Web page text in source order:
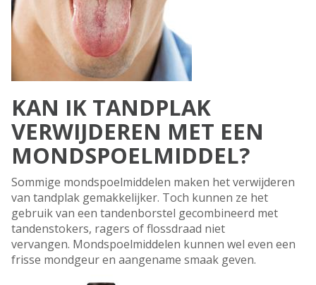
KAN IK TANDPLAK
VERWIJDEREN MET EEN
MONDSPOELMIDDEL?
Sommige mondspoelmiddelen maken het verwijderen
van tandplak gemakkelijker. Toch kunnen ze het
gebruik van een tandenborstel gecombineerd met
tandenstokers, ragers of flossdraad niet
vervangen. Mondspoelmiddelen kunnen wel even een
frisse mondgeur en aangename smaak geven.